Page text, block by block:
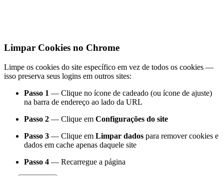
Limpar Cookies no Chrome
Limpe os cookies do site específico em vez de todos os cookies —
isso preserva seus logins em outros sites:
Passo 1 — Clique no ícone de cadeado (ou ícone de ajuste)
na barra de endereço ao lado da URL
Passo 2 — Clique em Configurações do site
Passo 3 — Clique em Limpar dados para remover cookies e
dados em cache apenas daquele site
Passo 4 — Recarregue a página